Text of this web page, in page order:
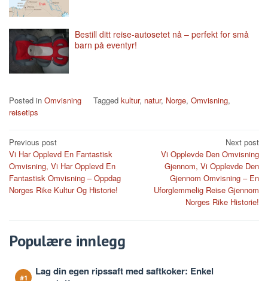
Bestill ditt reise-autosetet nå – perfekt for små
barn på eventyr!
Posted in Omvisning Tagged kultur, natur, Norge, Omvisning,
reisetips
Post
navigation
Previous post
Vi Har Opplevd En Fantastisk
Omvisning, Vi Har Opplevd En
Fantastisk Omvisning – Oppdag
Norges Rike Kultur Og Historie!
Next post
Vi Opplevde Den Omvisning
Gjennom, Vi Opplevde Den
Gjennom Omvisning – En
Uforglemmelig Reise Gjennom
Norges Rike Historie!
Populære innlegg
Lag din egen ripssaft med saftkoker: Enkel